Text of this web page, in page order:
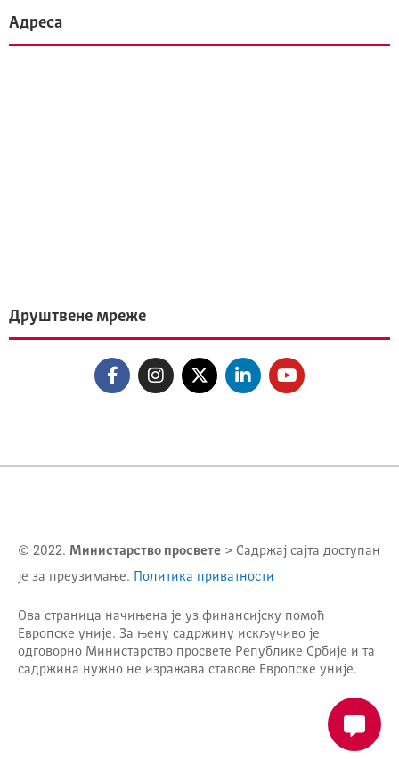
Адреса
Друштвене мреже
© 2022. Министарство просвете > Садржај сајта доступан
је за преузимање. Политика приватности
Ова страница начињена је уз финансијску помоћ
Европске уније. За њену садржину искључиво је
одговорно Министарство просвете Републике Србије и та
садржина нужно не изражава ставове Европске уније.